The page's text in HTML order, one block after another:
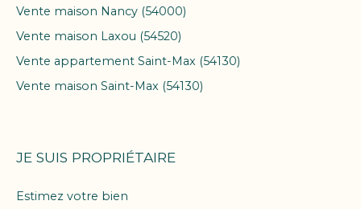
Vente maison Nancy (54000)
Vente maison Laxou (54520)
Vente appartement Saint-Max (54130)
Vente maison Saint-Max (54130)
JE SUIS PROPRIÉTAIRE
Estimez votre bien